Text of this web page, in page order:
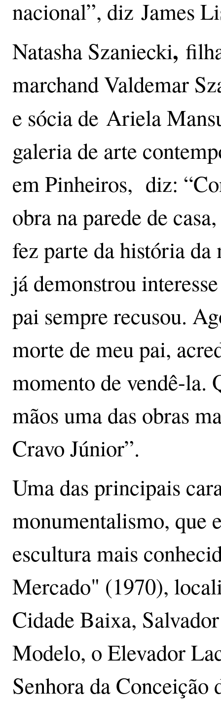
nacional”, diz James
Natasha Szaniecki,
marchand Valdemar
e sócia de Ariela
galeria de arte
em Pinheiros, diz:
obra na parede de
fez parte da história
já demonstrou
pai sempre recusou.
morte de meu pai,
momento de vendê-la.
mãos uma das obras
Cravo Júnior”.
Uma das principais
monumentalismo, que
escultura mais
Mercado" (1970),
Cidade Baixa,
Modelo, o Elevador
Senhora da Conceição